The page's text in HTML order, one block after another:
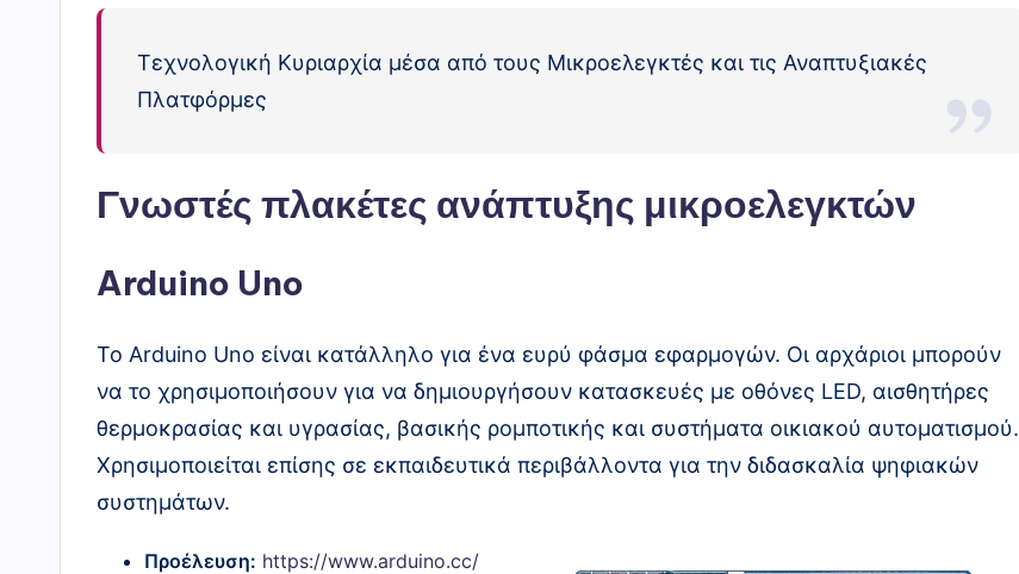
Τεχνολογική Κυριαρχία μέσα από τους Μικροελεγκτές και τις Αναπτυξιακές
Πλατφόρμες
Γνωστές πλακέτες ανάπτυξης μικροελεγκτών
Arduino Uno
Το Arduino Uno είναι κατάλληλο για ένα ευρύ φάσμα εφαρμογών. Οι αρχάριοι μπορούν
να το χρησιμοποιήσουν για να δημιουργήσουν κατασκευές με οθόνες LED, αισθητήρες
θερμοκρασίας και υγρασίας, βασικής ρομποτικής και συστήματα οικιακού αυτοματισμού.
Χρησιμοποιείται επίσης σε εκπαιδευτικά περιβάλλοντα για την διδασκαλία ψηφιακών
συστημάτων.
Προέλευση: https://www.arduino.cc/